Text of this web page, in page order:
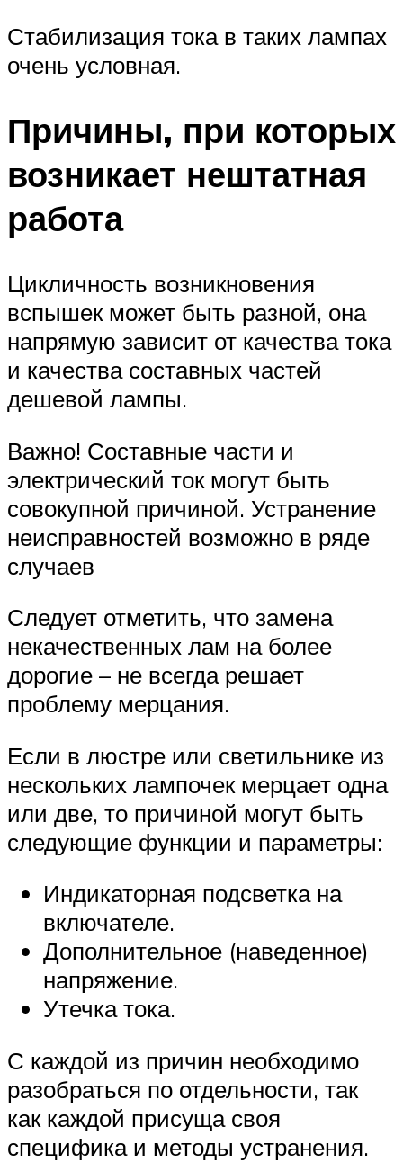
Стабилизация тока в таких лампах
очень условная.
Причины, при которых
возникает нештатная
работа
Цикличность возникновения
вспышек может быть разной, она
напрямую зависит от качества тока
и качества составных частей
дешевой лампы.
Важно! Составные части и
электрический ток могут быть
совокупной причиной. Устранение
неисправностей возможно в ряде
случаев
Следует отметить, что замена
некачественных лам на более
дорогие – не всегда решает
проблему мерцания.
Если в люстре или светильнике из
нескольких лампочек мерцает одна
или две, то причиной могут быть
следующие функции и параметры:
Индикаторная подсветка на
включателе.
Дополнительное (наведенное)
напряжение.
Утечка тока.
С каждой из причин необходимо
разобраться по отдельности, так
как каждой присуща своя
специфика и методы устранения.